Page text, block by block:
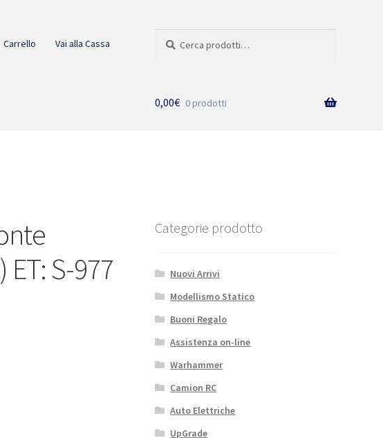
Carrello Vai alla Cassa
0,00€ 0 prodotti
S-977
Categorie prodotto
Nuovi Arrivi
Modellismo Statico
Buoni Regalo
Assistenza on-line
Warhammer
Camion RC
Auto Elettriche
UpGrade